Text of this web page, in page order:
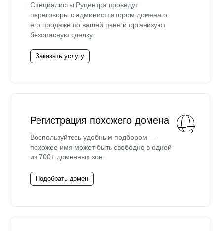
Специалисты Руцентра проведут
переговоры с администратором домена о
его продаже по вашей цене и организуют
безопасную сделку.
Заказать услугу
Регистрация похожего домена
Воспользуйтесь удобным подбором —
похожее имя может быть свободно в одной
из 700+ доменных зон.
Подобрать домен